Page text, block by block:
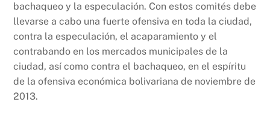
bachaqueo y la especulación. Con estos comités debe
llevarse a cabo una fuerte ofensiva en toda la ciudad,
contra la especulación, el acaparamiento y el
contrabando en los mercados municipales de la
ciudad, así como contra el bachaqueo, en el espíritu
de la ofensiva económica bolivariana de noviembre de
2013.